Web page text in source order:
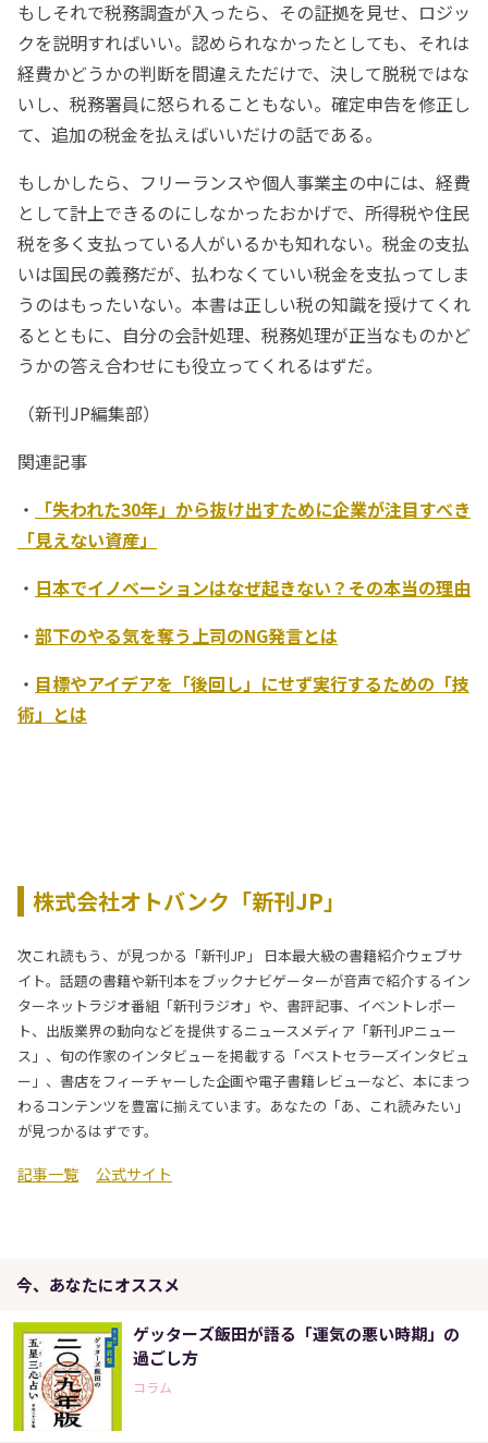
もしそれで税務調査が入ったら、その証拠を見せ、ロジッ
クを説明すればいい。認められなかったとしても、それは
経費かどうかの判断を間違えただけで、決して脱税ではな
いし、税務署員に怒られることもない。確定申告を修正し
て、追加の税金を払えばいいだけの話である。
もしかしたら、フリーランスや個人事業主の中には、経費
として計上できるのにしなかったおかげで、所得税や住民
税を多く支払っている人がいるかも知れない。税金の支払
いは国民の義務だが、払わなくていい税金を支払ってしま
うのはもったいない。本書は正しい税の知識を授けてくれ
るとともに、自分の会計処理、税務処理が正当なものかど
うかの答え合わせにも役立ってくれるはずだ。
（新刊JP編集部）
関連記事
・
「失われた30年」から抜け出すために企業が注目すべき
「見えない資産」
・ 日本でイノベーションはなぜ起きない？その本当の理由
・ 部下のやる気を奪う上司のNG発言とは
・ 目標やアイデアを「後回し」にせず実行するための「技
術」とは
株式会社オトバンク「新刊JP」
次これ読もう、が見つかる「新刊JP」 日本最大級の書籍紹介ウェブサ
イト。話題の書籍や新刊本をブックナビゲーターが音声で紹介するイン
ターネットラジオ番組「新刊ラジオ」や、書評記事、イベントレポー
ト、出版業界の動向などを提供するニュースメディア「新刊JPニュー
ス」、旬の作家のインタビューを掲載する「ベストセラーズインタビュ
ー」、書店をフィーチャーした企画や電子書籍レビューなど、本にまつ
わるコンテンツを豊富に揃えています。あなたの「あ、これ読みたい」
が見つかるはずです。
記事一覧 公式サイト
今、あなたにオススメ
ゲッターズ飯田が語る「運気の悪い時期」の
過ごし方
コラム